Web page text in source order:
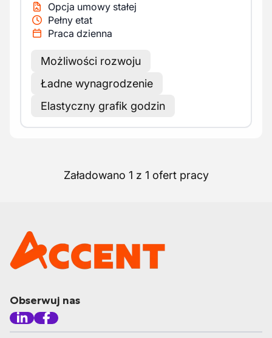
Opcja umowy stałej
Pełny etat
Praca dzienna
Możliwości rozwoju
Ładne wynagrodzenie
Elastyczny grafik godzin
Załadowano 1 z 1 ofert pracy
Obserwuj nas